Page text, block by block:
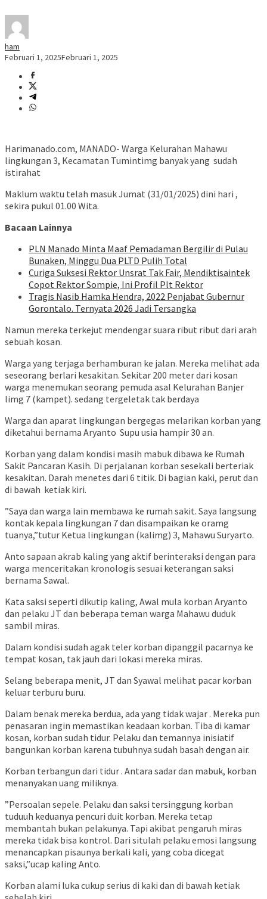
ham
Februari 1, 2025Februari 1, 2025
Harimanado.com, MANADO- Warga Kelurahan Mahawu
lingkungan 3, Kecamatan Tumintimg banyak yang sudah
istirahat
Maklum waktu telah masuk Jumat (31/01/2025) dini hari ,
sekira pukul 01.00 Wita.
Bacaan Lainnya
PLN Manado Minta Maaf Pemadaman Bergilir di Pulau
Bunaken, Minggu Dua PLTD Pulih Total
Curiga Suksesi Rektor Unsrat Tak Fair, Mendiktisaintek
Copot Rektor Sompie, Ini Profil Plt Rektor
Tragis Nasib Hamka Hendra, 2022 Penjabat Gubernur
Gorontalo. Ternyata 2026 Jadi Tersangka
Namun mereka terkejut mendengar suara ribut ribut dari arah
sebuah kosan.
Warga yang terjaga berhamburan ke jalan. Mereka melihat ada
seseorang berlari kesakitan. Sekitar 200 meter dari kosan
warga menemukan seorang pemuda asal Kelurahan Banjer
limg 7 (kampet). sedang tergeletak tak berdaya
Warga dan aparat lingkungan bergegas melarikan korban yang
diketahui bernama Aryanto Supu usia hampir 30 an.
Korban yang dalam kondisi masih mabuk dibawa ke Rumah
Sakit Pancaran Kasih. Di perjalanan korban sesekali berteriak
kesakitan. Darah menetes dari 6 titik. Di bagian kaki, perut dan
di bawah ketiak kiri.
”Saya dan warga lain membawa ke rumah sakit. Saya langsung
kontak kepala lingkungan 7 dan disampaikan ke oramg
tuanya,”tutur Ketua lingkungan (kalimg) 3, Mahawu Suryarto.
Anto sapaan akrab kaling yang aktif berinteraksi dengan para
warga menceritakan kronologis sesuai keterangan saksi
bernama Sawal.
Kata saksi seperti dikutip kaling, Awal mula korban Aryanto
dan pelaku JT dan beberapa teman warga Mahawu duduk
sambil miras.
Dalam kondisi sudah agak teler korban dipanggil pacarnya ke
tempat kosan, tak jauh dari lokasi mereka miras.
Selang beberapa menit, JT dan Syawal melihat pacar korban
keluar terburu buru.
Dalam benak mereka berdua, ada yang tidak wajar . Mereka pun
penasaran ingin memastikan keadaan korban. Tiba di kamar
kosan, korban sudah tidur. Pelaku dan temannya inisiatif
bangunkan korban karena tubuhnya sudah basah dengan air.
Korban terbangun dari tidur . Antara sadar dan mabuk, korban
menanyakan uang miliknya.
”Persoalan sepele. Pelaku dan saksi tersinggung korban
tuduuh keduanya pencuri duit korban. Mereka tetap
membantah bukan pelakunya. Tapi akibat pengaruh miras
mereka tidak bisa kontrol. Dari situlah pelaku emosi langsung
menancapkan pisaunya berkali kali, yang coba dicegat
saksi,”ucap kaling Anto.
Korban alami luka cukup serius di kaki dan di bawah ketiak